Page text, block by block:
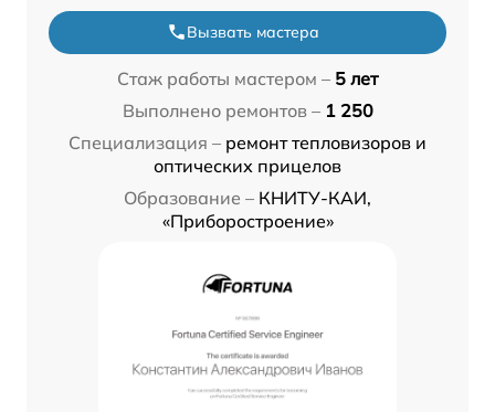
Вызвать мастера
Стаж работы мастером – 5 лет
Выполнено ремонтов – 1 250
Специализация – ремонт тепловизоров и
оптических прицелов
Образование – КНИТУ-КАИ,
«Приборостроение»